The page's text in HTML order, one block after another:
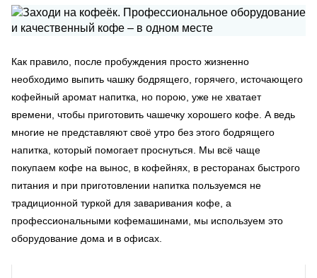
Как правило, после пробуждения просто жизненно
необходимо выпить чашку бодрящего, горячего, источающего
кофейный аромат напитка, но порою, уже не хватает
времени, чтобы приготовить чашечку хорошего кофе. А ведь
многие не представляют своё утро без этого бодрящего
напитка, который помогает проснуться. Мы всё чаще
покупаем кофе на вынос, в кофейнях, в ресторанах быстрого
питания и при приготовлении напитка пользуемся не
традиционной туркой для заваривания кофе, а
профессиональными кофемашинами, мы используем это
оборудование дома и в офисах.